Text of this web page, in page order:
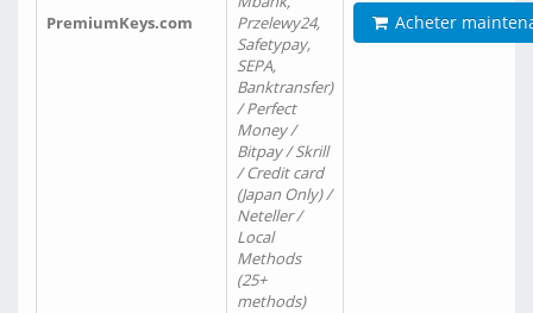
PremiumKeys.com
Przelewy24,
Safetypay,
SEPA,
Banktransfer)
/ Perfect
Money /
Bitpay / Skrill
/ Credit card
(Japan Only) /
Neteller /
Local
Methods
(25+
methods)
Acheter